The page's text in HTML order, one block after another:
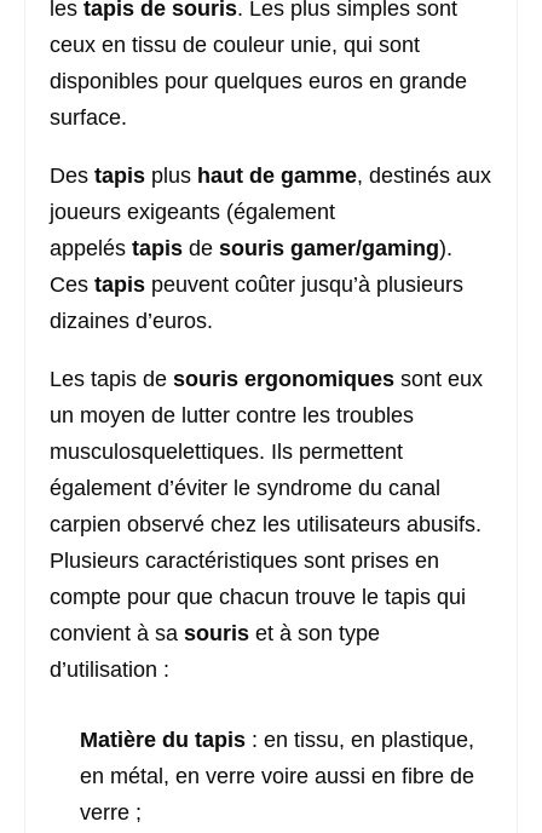
les tapis de souris. Les plus simples sont
ceux en tissu de couleur unie, qui sont
disponibles pour quelques euros en grande
surface.
Des tapis plus haut de gamme, destinés aux
joueurs exigeants (également
appelés tapis de souris gamer/gaming).
Ces tapis peuvent coûter jusqu’à plusieurs
dizaines d’euros.
Les tapis de souris ergonomiques sont eux
un moyen de lutter contre les troubles
musculosquelettiques. Ils permettent
également d’éviter le syndrome du canal
carpien observé chez les utilisateurs abusifs.
Plusieurs caractéristiques sont prises en
compte pour que chacun trouve le tapis qui
convient à sa souris et à son type
d’utilisation :
Matière du tapis : en tissu, en plastique,
en métal, en verre voire aussi en fibre de
verre ;